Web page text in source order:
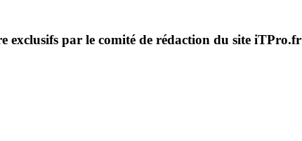
exclusifs par le comité de rédaction du site iTPro.fr